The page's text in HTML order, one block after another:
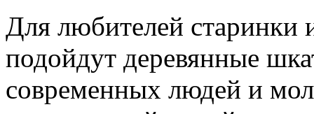
Для любителей старинки
подойдут деревянные
современных людей и